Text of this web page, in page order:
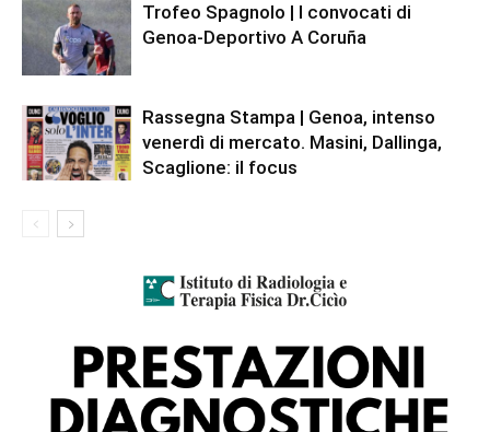
Trofeo Spagnolo | I convocati di
Genoa-Deportivo A Coruña
Rassegna Stampa | Genoa, intenso
venerdì di mercato. Masini, Dallinga,
Scaglione: il focus